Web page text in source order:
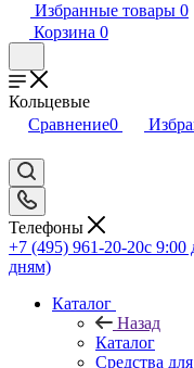
Избранные товары 0
Корзина 0
Кольцевые
Сравнение0
Телефоны
+7 (495) 961-20-20с 9:00
дням)
Каталог
Назад
Каталог
Средства